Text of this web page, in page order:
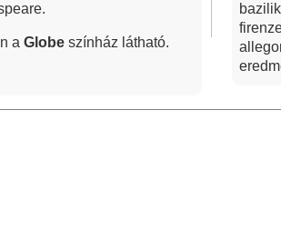
a Globe színház látható.